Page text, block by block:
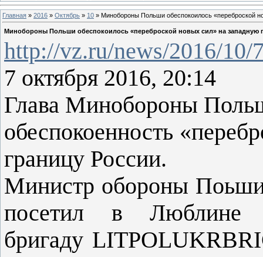
Главная » 2016 » Октябрь » 10 » Минобороны Польши обеспокоилось «переброской
Минобороны Польши обеспокоилось «переброской новых сил» на западную
http://vz.ru/news/2016/10/
7 октября 2016, 20:14
Глава Минобороны
обеспокоенность
границу России.
Министр обороны
посетил в Люблине
бригаду